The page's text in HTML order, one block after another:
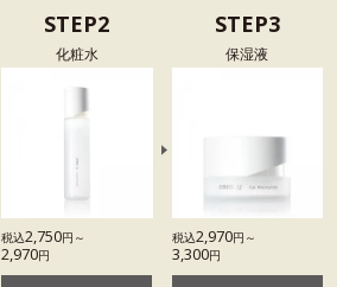
STEP2
化粧水
税込2,750円～
2,970円
STEP3
保湿液
税込2,970円～
3,300円